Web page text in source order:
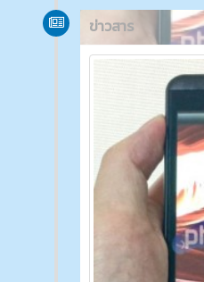
ข่าวสาร